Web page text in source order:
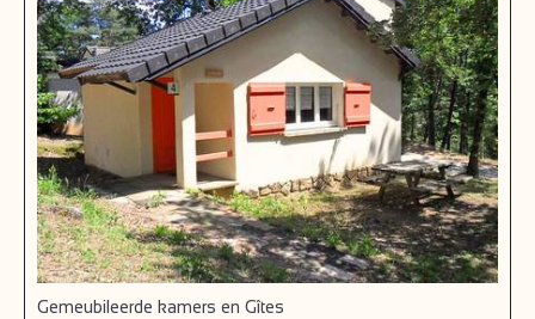
Gemeubileerde kamers en Gîtes